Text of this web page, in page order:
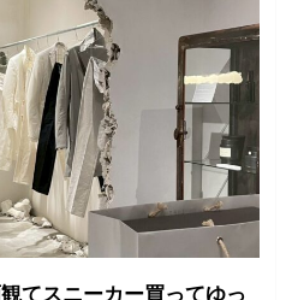
てスニーカー買ってゆっ